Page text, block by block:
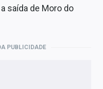
saída de Moro do
PUBLICIDADE